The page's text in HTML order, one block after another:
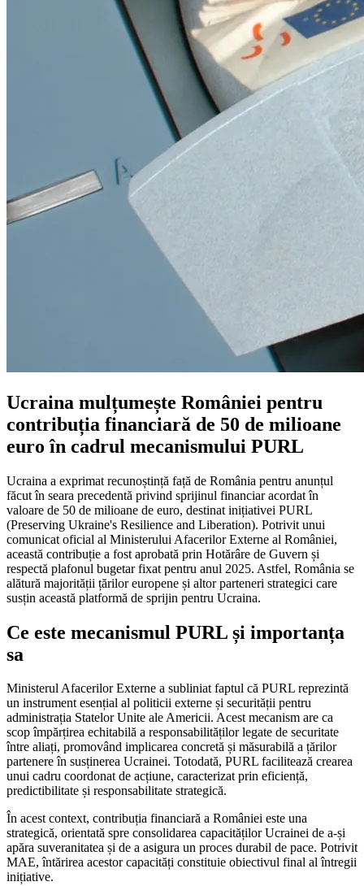
Ucraina mulțumește României pentru
contribuția financiară de 50 de milioane
euro în cadrul mecanismului PURL
Ucraina a exprimat recunoștință față de România pentru anunțul
făcut în seara precedentă privind sprijinul financiar acordat în
valoare de 50 de milioane de euro, destinat inițiativei PURL
(Preserving Ukraine's Resilience and Liberation). Potrivit unui
comunicat oficial al Ministerului Afacerilor Externe al României,
această contribuție a fost aprobată prin Hotărâre de Guvern și
respectă plafonul bugetar fixat pentru anul 2025. Astfel, România se
alătură majorității țărilor europene și altor parteneri strategici care
susțin această platformă de sprijin pentru Ucraina.
Ce este mecanismul PURL și importanța
sa
Ministerul Afacerilor Externe a subliniat faptul că PURL reprezintă
un instrument esențial al politicii externe și securității pentru
administrația Statelor Unite ale Americii. Acest mecanism are ca
scop împărțirea echitabilă a responsabilităților legate de securitate
între aliați, promovând implicarea concretă și măsurabilă a țărilor
partenere în susținerea Ucrainei. Totodată, PURL facilitează crearea
unui cadru coordonat de acțiune, caracterizat prin eficiență,
predictibilitate și responsabilitate strategică.
În acest context, contribuția financiară a României este una
strategică, orientată spre consolidarea capacităților Ucrainei de a-și
apăra suveranitatea și de a asigura un proces durabil de pace. Potrivit
MAE, întărirea acestor capacități constituie obiectivul final al întregii
inițiative.